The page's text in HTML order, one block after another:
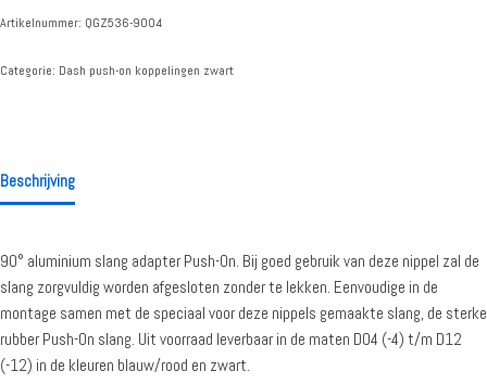
Artikelnummer: QGZ536-9004
Categorie: Dash push-on koppelingen zwart
Beschrijving
90° aluminium slang adapter Push-On. Bij goed gebruik van deze nippel zal de
slang zorgvuldig worden afgesloten zonder te lekken. Eenvoudige in de
montage samen met de speciaal voor deze nippels gemaakte slang, de sterke
rubber Push-On slang. Uit voorraad leverbaar in de maten D04 (-4) t/m D12
(-12) in de kleuren blauw/rood en zwart.